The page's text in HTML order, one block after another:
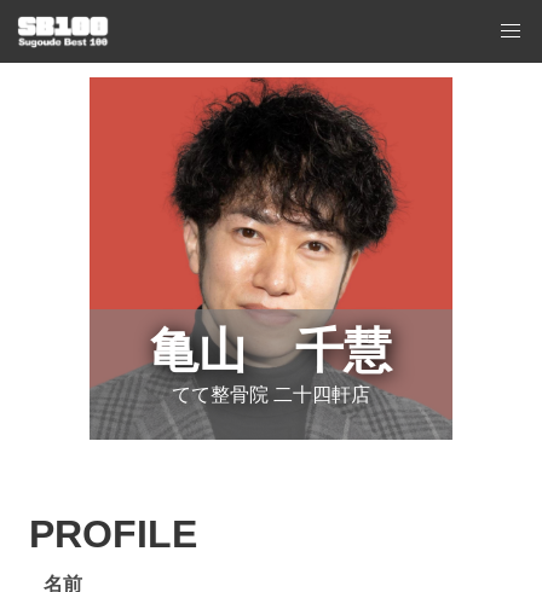
亀山 千慧
てて整骨院 二十四軒店
PROFILE
名前